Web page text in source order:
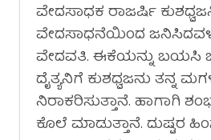
ವೇದಸಾಧಕ ರಾಜರ್ಷಿ
ವೇದಸಾಧನೆಯಿಂದ
ವೇದವತಿ. ಈಕೆಯನ್ನು ಬಯಸಿ
ದೈತ್ಯನಿಗೆ ಕುಶಧ್ವಜನು ತನ್ನ
ನಿರಾಕರಿಸುತ್ತಾನೆ. ಹಾಗಾಗಿ
ಕೊಲೆ ಮಾಡುತ್ತಾನೆ. ದುಷ್ಟರ